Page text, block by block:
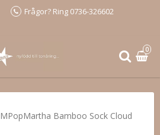
Frågor? Ring 0736-326602
0
MPopMartha Bamboo Sock Cloud